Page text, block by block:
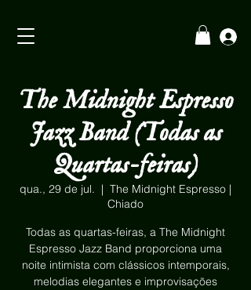
The Midnight Espresso
Jazz Band (Todas as
Quartas-feiras)
qua., 29 de jul.
  |
The Midnight Espresso |
Chiado
Todas as quartas-feiras, a The Midnight
Espresso Jazz Band proporciona uma
noite intimista com clássicos intemporais,
melodias elegantes e improvisações